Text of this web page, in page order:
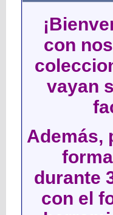
con
vayan
Además,
durante
con el